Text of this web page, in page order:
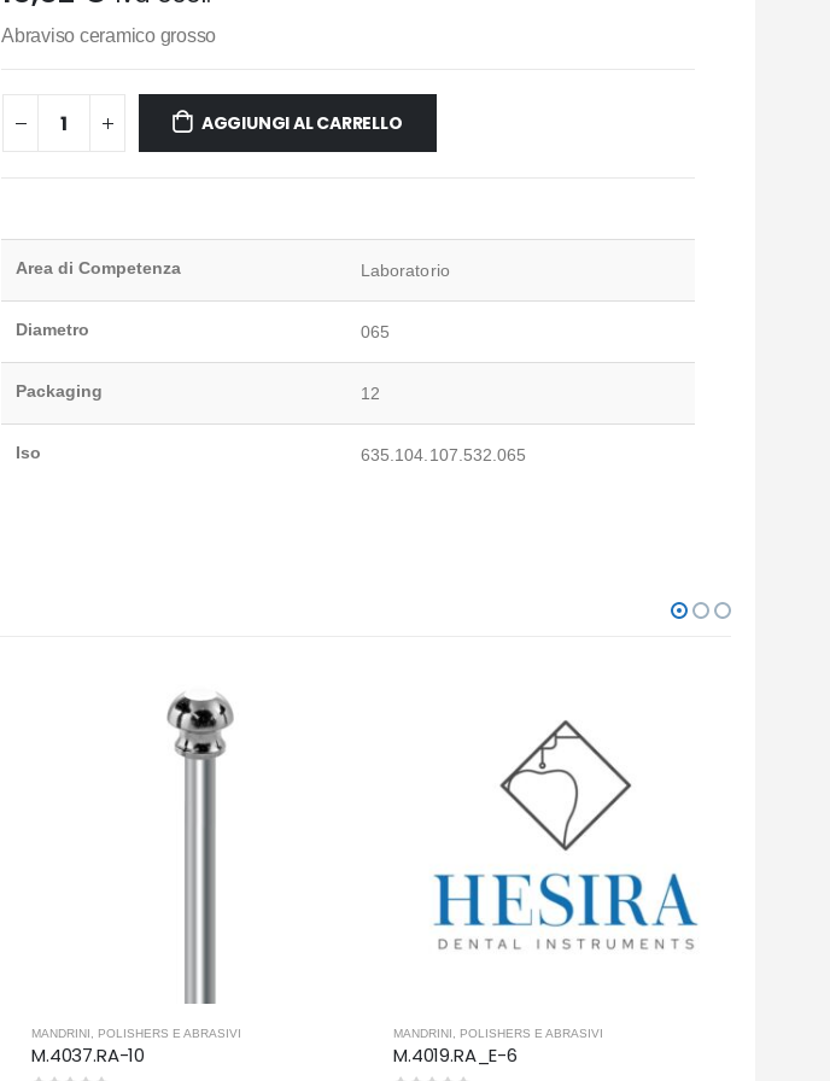
Abraviso ceramico grosso
AGGIUNGI AL CARRELLO
Area di Competenza Laboratorio
Diametro 065
Packaging 12
Iso 635.104.107.532.065
MANDRINI POLISHERS E ABRASIVI
M.4037.RA-10
MANDRINI POLISHERS E ABRASIVI
M.4019.RA_E-6